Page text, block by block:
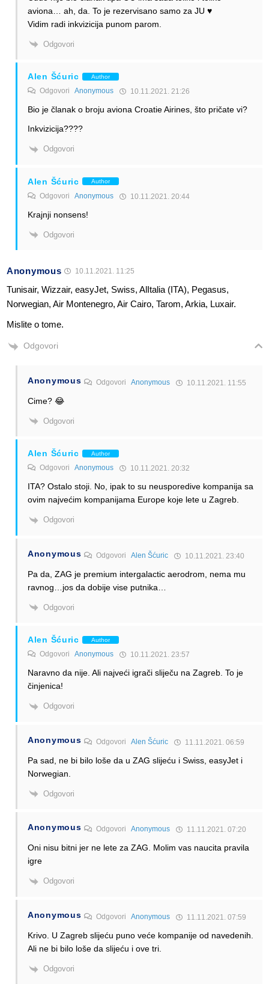
aviona… ah, da. To je rezervisano samo za JU ♥️
Vidim radi inkvizicija punom parom.
Odgovori
Alen Šćuric Author
Odgovori Anonymous 10.11.2021. 21:26
Bio je članak o broju aviona Croatie Airines, što pričate vi?
Inkvizicija????
Odgovori
Alen Šćuric Author
Odgovori Anonymous 10.11.2021. 20:44
Krajnji nonsens!
Odgovori
Anonymous 10.11.2021. 11:25
Tunisair, Wizzair, easyJet, Swiss, AlItalia (ITA), Pegasus,
Norwegian, Air Montenegro, Air Cairo, Tarom, Arkia, Luxair.
Mislite o tome.
Odgovori
Anonymous OdgovoriAnonymous 10.11.2021. 11:55
Cime? 😂
Odgovori
Alen Šćuric Author
Odgovori Anonymous 10.11.2021. 20:32
ITA? Ostalo stoji. No, ipak to su neusporedive kompanija sa
ovim najvećim kompanijama Europe koje lete u Zagreb.
Odgovori
Anonymous OdgovoriAlen Šćuric 10.11.2021. 23:40
Pa da, ZAG je premium intergalactic aerodrom, nema mu
ravnog…jos da dobije vise putnika…
Odgovori
Alen Šćuric Author
Odgovori Anonymous 10.11.2021. 23:57
Naravno da nije. Ali najveći igrači sliječu na Zagreb. To je
činjenica!
Odgovori
Anonymous OdgovoriAlen Šćuric 11.11.2021. 06:59
Pa sad, ne bi bilo loše da u ZAG slijeću i Swiss, easyJet i
Norwegian.
Odgovori
Anonymous OdgovoriAnonymous 11.11.2021. 07:20
Oni nisu bitni jer ne lete za ZAG. Molim vas naucita pravila
igre
Odgovori
Anonymous OdgovoriAnonymous 11.11.2021. 07:59
Krivo. U Zagreb slijeću puno veće kompanije od navedenih.
Ali ne bi bilo loše da slijeću i ove tri.
Odgovori